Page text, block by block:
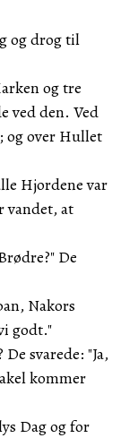
og drog til
og tre
ved den. Ved
og over Hullet
Hjordene var
vandet, at
De
Nakors
godt."
svarede: "Ja,
kommer
Dag og for